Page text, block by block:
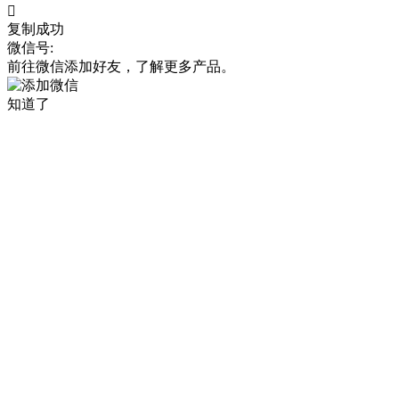

复制成功
微信号:
前往微信添加好友，了解更多产品。
知道了